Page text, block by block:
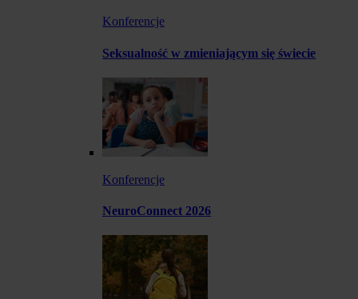
Konferencje
Seksualność w zmieniającym się świecie
Konferencje
NeuroConnect 2026